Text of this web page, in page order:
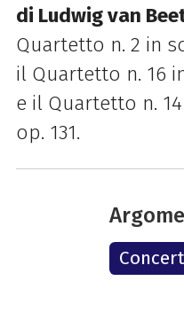
di Ludwig van
Quartetto n. 2 in
il Quartetto n. 16
e il Quartetto n.
op. 131.